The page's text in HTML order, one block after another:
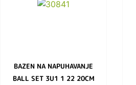
BAZEN NA NAPUHAVANJE
BALL SET 3U1 1 22 20CM